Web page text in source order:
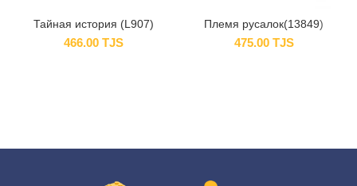
Тайная история (L907)
466.00 TJS
Племя русалок(13849)
475.00 TJS